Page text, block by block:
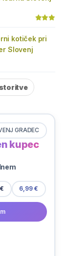
kotiček pri
Slovenj
GRADEC
kupec
6,99 €